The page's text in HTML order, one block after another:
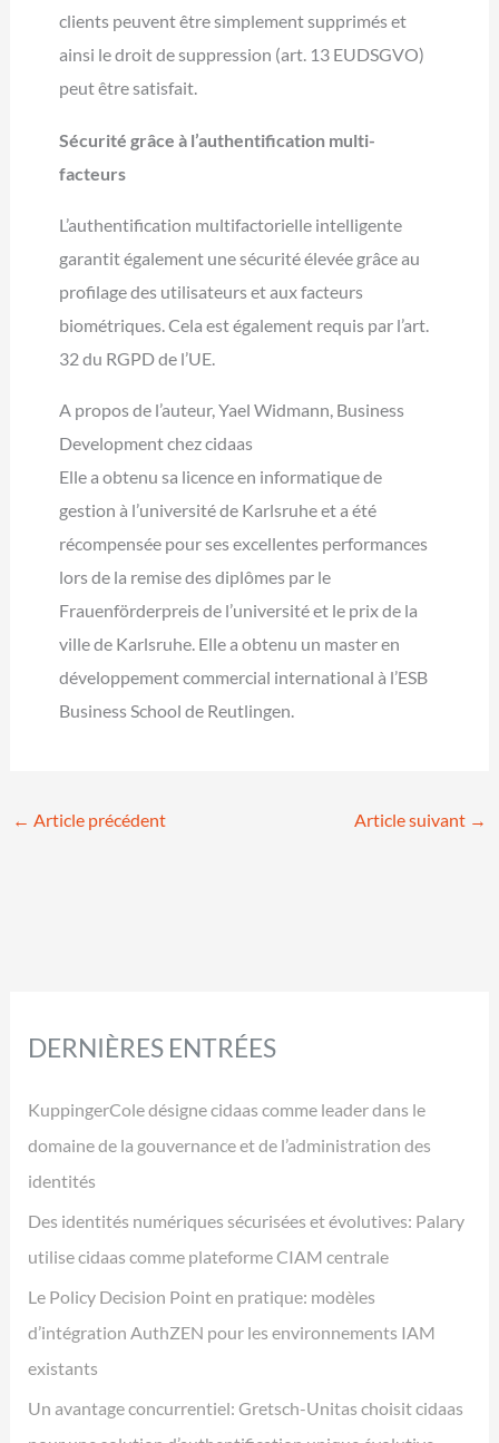
clients peuvent être simplement supprimés et
ainsi le droit de suppression (art. 13 EUDSGVO)
peut être satisfait.
Sécurité grâce à l’authentification multi-
facteurs
L’authentification multifactorielle intelligente
garantit également une sécurité élevée grâce au
profilage des utilisateurs et aux facteurs
biométriques. Cela est également requis par l’art.
32 du RGPD de l’UE.
A propos de l’auteur, Yael Widmann, Business
Development chez cidaas
Elle a obtenu sa licence en informatique de
gestion à l’université de Karlsruhe et a été
récompensée pour ses excellentes performances
lors de la remise des diplômes par le
Frauenförderpreis de l’université et le prix de la
ville de Karlsruhe. Elle a obtenu un master en
développement commercial international à l’ESB
Business School de Reutlingen.
← Article précédent Article suivant →
DERNIÈRES ENTRÉES
KuppingerCole désigne cidaas comme leader dans le
domaine de la gouvernance et de l’administration des
identités
Des identités numériques sécurisées et évolutives: Palary
utilise cidaas comme plateforme CIAM centrale
Le Policy Decision Point en pratique: modèles
d’intégration AuthZEN pour les environnements IAM
existants
Un avantage concurrentiel: Gretsch-Unitas choisit cidaas